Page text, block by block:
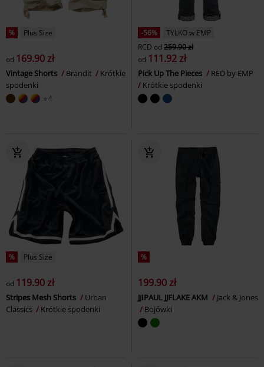
% Plus Size
od 169.90 zł
Vintage Shorts Brandit
Krótkie
spodenki
+4
-56%
TYLKO w EMP
RCD od 259.90 zł
od 111.92 zł
Pick Up The Pieces
RED by EMP
Krótkie spodenki
% Plus Size
od 119.90 zł
Stripes Mesh Shorts
Urban
Classics
Krótkie spodenki
%
199.90 zł
JJIPAUL JJFLAKE AKM
Jack & Jones
Bojówki